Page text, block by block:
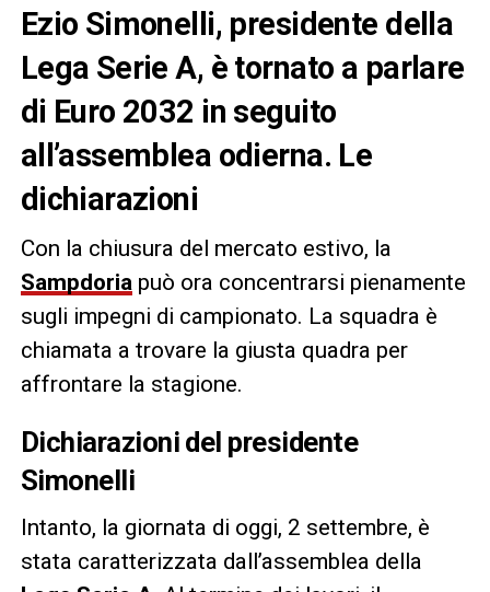
Ezio Simonelli, presidente della
Lega Serie A, è tornato a parlare
di Euro 2032 in seguito
all’assemblea odierna. Le
dichiarazioni
Con la chiusura del mercato estivo, la
Sampdoria può ora concentrarsi pienamente
sugli impegni di campionato. La squadra è
chiamata a trovare la giusta quadra per
affrontare la stagione.
Dichiarazioni del presidente
Simonelli
Intanto, la giornata di oggi, 2 settembre, è
stata caratterizzata dall’assemblea della